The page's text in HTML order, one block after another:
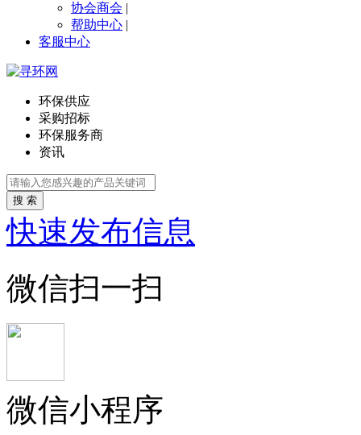
协会商会 |
帮助中心 |
客服中心
环保供应
采购招标
环保服务商
资讯
搜 索
快速发布信息
微信扫一扫
微信小程序